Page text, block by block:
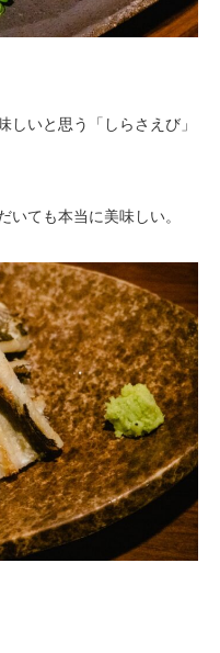
しいと思う「しらさえび」
いても本当に美味しい。